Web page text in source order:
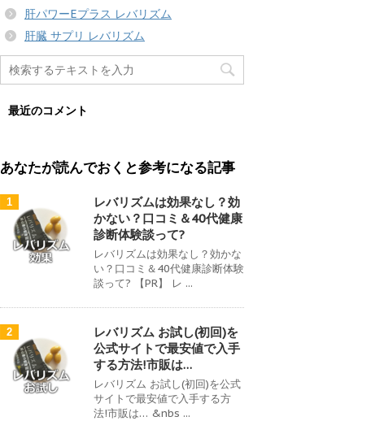
肝パワーEプラス レバリズム
肝臓 サプリ レバリズム
最近のコメント
あなたが読んでおくと参考になる記事
1
レバリズムは効果なし？効
かない？口コミ＆40代健康
診断体験談って?
レバリズムは効果なし？効かな
い？口コミ＆40代健康診断体験
談って? 【PR】 レ ...
2
レバリズム お試し(初回)を
公式サイトで最安値で入手
する方法!市販は…
レバリズム お試し(初回)を公式
サイトで最安値で入手する方
法!市販は… &nbs ...